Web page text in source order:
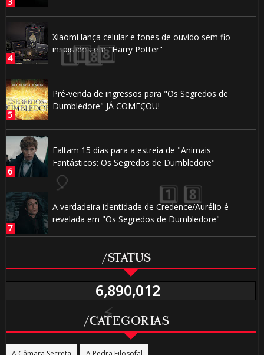
Xiaomi lança celular e fones de ouvido sem fio
inspirados em "Harry Potter"
Pré-venda de ingressos para "Os Segredos de
Dumbledore" JÁ COMEÇOU!
Faltam 15 dias para a estreia de "Animais
Fantásticos: Os Segredos de Dumbledore"
A verdadeira identidade de Credence/Aurélio é
revelada em "Os Segredos de Dumbledore"
/STATUS
6,890,012
/CATEGORIAS
🎈
1️⃣ 8️⃣
🎈
⚡
1️⃣ 8️⃣
1️⃣ 8️⃣